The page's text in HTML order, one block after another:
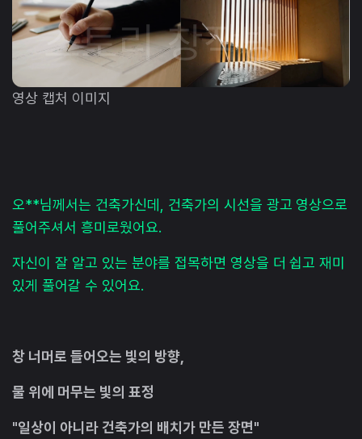
영상 캡처 이미지
오**님께서는 건축가신데, 건축가의 시선을 광고 영상으로
풀어주셔서 흥미로웠어요.
자신이 잘 알고 있는 분야를 접목하면 영상을 더 쉽고 재미
있게 풀어갈 수 있어요.
창 너머로 들어오는 빛의 방향,
물 위에 머무는 빛의 표정
"일상이 아니라 건축가의 배치가 만든 장면"